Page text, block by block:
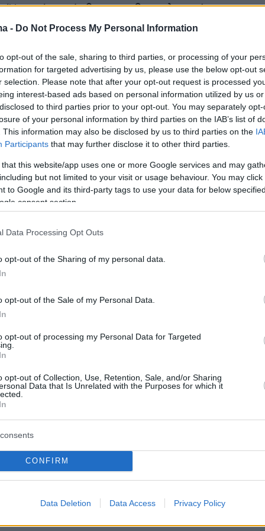
- Do Not Process My Personal Information
opt-out of the sale, sharing to third parties, or processing of your
for targeted advertising by us, please use the below opt-out
selection. Please note that after your opt-out request is processed
interest-based ads based on personal information utilized by us
to third parties prior to your opt-out. You may separately
of your personal information by third parties on the IAB’s list of
This information may also be disclosed by us to third parties on the
Participants that may further disclose it to other third parties.
that this website/app uses one or more Google services and may
but not limited to your visit or usage behaviour. You may
to Google and its third-party tags to use your data for below
consent section.
Data Processing Opt Outs
opt-out of the Sharing of my personal data.
opt-out of the Sale of my Personal Data.
opt-out of processing my Personal Data for Targeted
opt-out of Collection, Use, Retention, Sale, and/or Sharing
Data that Is Unrelated with the Purposes for which it
CONFIRM
Data Deletion Data Access Privacy Policy
Ήταν ένας άνθρωπος βιοπαλαιστής, να
είπε η σύζυγος του 57χρονου στο
δήμαρχο Αγίου Δημητρίου, Στέλιο
Αγίου Δημητρίου. Ένα φορτηγάκι
την Αθήνα. Προσπάθησε να στρίψει
δηλαδή στο αντίθετο ρεύμα και έγινε
που παρουσίασε το
με κατεύθυνση προς Άλιμο, την ώρα
ρεύμα έρχεται το λευκό βαν.
λωρίδα και στρίβει προς τα αριστερά για να
χωρίς, όμως, να δει το δίκυκλο το οποίο